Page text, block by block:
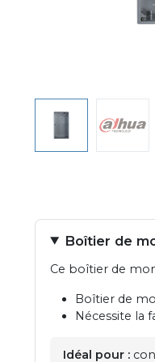
Boîtier de
Ce boîtier de
Boîtier de
Nécessite la
Idéal pour :